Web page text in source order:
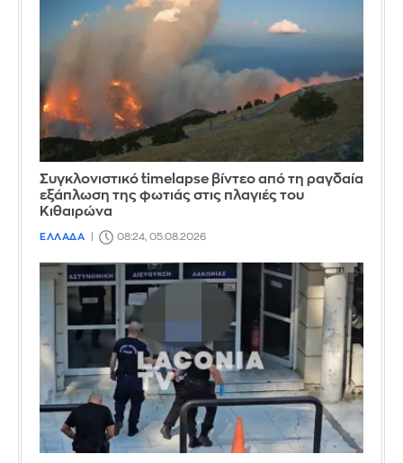
Συγκλονιστικό timelapse βίντεο από τη ραγδαία
εξάπλωση της φωτιάς στις πλαγιές του
Κιθαιρώνα
ΕΛΛΑΔΑ 08:24, 05.08.2026